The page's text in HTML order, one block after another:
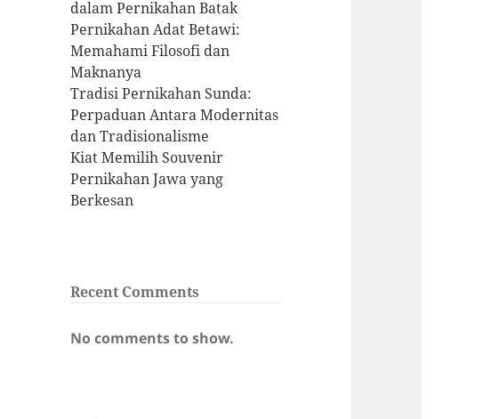
dalam Pernikahan Batak
Pernikahan Adat Betawi:
Memahami Filosofi dan
Maknanya
Tradisi Pernikahan Sunda:
Perpaduan Antara Modernitas
dan Tradisionalisme
Kiat Memilih Souvenir
Pernikahan Jawa yang
Berkesan
Recent Comments
No comments to show.